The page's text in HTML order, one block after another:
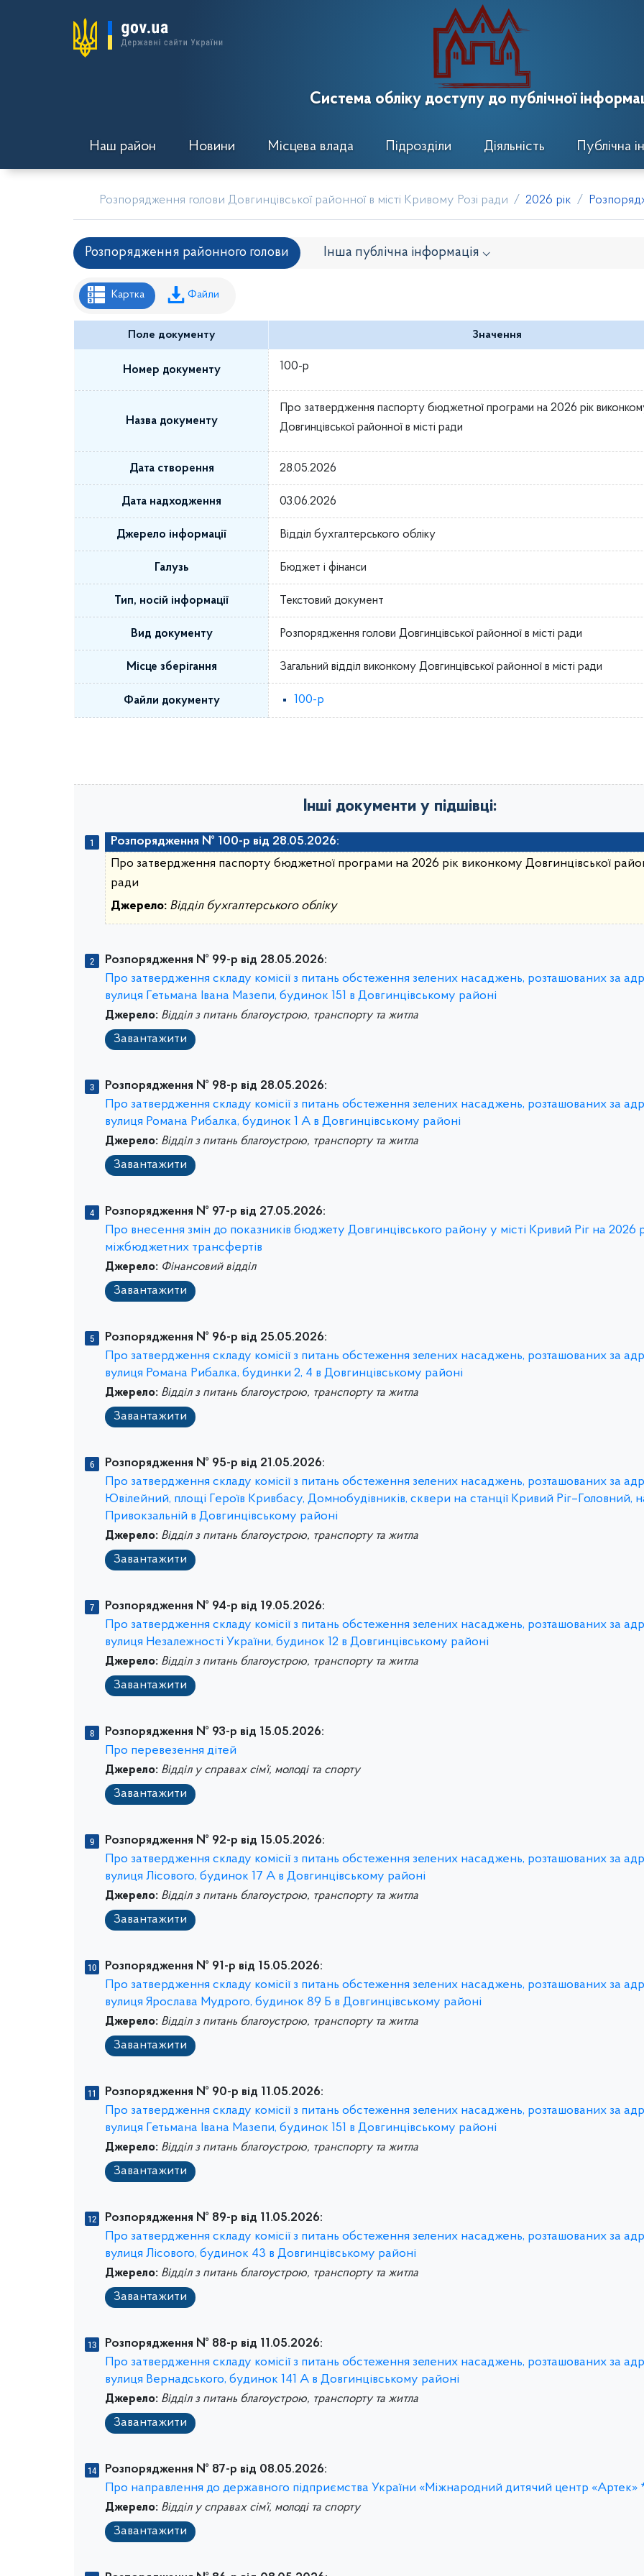
Система обліку доступу до публічної
Наш район Новини Місцева влада Підрозділи Діяльність Публічна
Розпорядження голови Довгинцівської районної в місті Кривому Розі ради 2026 рік
Розпорядження районного голови Інша публічна інформація ⌵
Рішення районної ради
Проекти рішень районної ради
Проєкти рішень виконавчого комітету
Картка Файли
Поле документу Значення
Номер документу 100-р
Назва документу
Про затвердження паспорту бюджетної програми на 2026 рік
Довгинцівської районної в місті ради
Дата створення 28.05.2026
Дата надходження 03.06.2026
Джерело інформації Відділ бухгалтерського обліку
Галузь Бюджет і фінанси
Тип, носій інформації Текстовий документ
Вид документу Розпорядження голови Довгинцівської районної в місті ради
Місце зберігання Загальний відділ виконкому Довгинцівської районної в місті ради
Файли документу 100-р
Інші документи у підшівці:
Розпорядження № 100-р від 28.05.2026:
Про затвердження паспорту бюджетної програми на 2026 рік виконкому Довгинцівської
ради
Джерело: Відділ бухгалтерського обліку
Розпорядження № 99-р від 28.05.2026:
Про затвердження складу комісії з питань обстеження зелених насаджень, розташованих за
вулиця Гетьмана Івана Мазепи, будинок 151 в Довгинцівському районі
Джерело: Відділ з питань благоустрою, транспорту та житла
Завантажити
Розпорядження № 98-р від 28.05.2026:
Про затвердження складу комісії з питань обстеження зелених насаджень, розташованих за
вулиця Романа Рибалка, будинок 1 А в Довгинцівському районі
Джерело: Відділ з питань благоустрою, транспорту та житла
Завантажити
Розпорядження № 97-р від 27.05.2026:
Про внесення змін до показників бюджету Довгинцівського району у місті Кривий Ріг на 2026
міжбюджетних трансфертів
Джерело: Фінансовий відділ
Завантажити
Розпорядження № 96-р від 25.05.2026:
Про затвердження складу комісії з питань обстеження зелених насаджень, розташованих за
вулиця Романа Рибалка, будинки 2, 4 в Довгинцівському районі
Джерело: Відділ з питань благоустрою, транспорту та житла
Завантажити
Розпорядження № 95-р від 21.05.2026:
Про затвердження складу комісії з питань обстеження зелених насаджень, розташованих за
Ювілейний, площі Героїв Кривбасу, Домнобудівників, сквери на станції Кривий Ріг–Головний,
Привокзальній в Довгинцівському районі
Джерело: Відділ з питань благоустрою, транспорту та житла
Завантажити
Розпорядження № 94-р від 19.05.2026:
Про затвердження складу комісії з питань обстеження зелених насаджень, розташованих за
вулиця Незалежності України, будинок 12 в Довгинцівському районі
Джерело: Відділ з питань благоустрою, транспорту та житла
Завантажити
Розпорядження № 93-р від 15.05.2026:
Про перевезення дітей
Джерело: Відділ у справах сім’ї, молоді та спорту
Завантажити
Розпорядження № 92-р від 15.05.2026:
Про затвердження складу комісії з питань обстеження зелених насаджень, розташованих за
вулиця Лісового, будинок 17 А в Довгинцівському районі
Джерело: Відділ з питань благоустрою, транспорту та житла
Завантажити
Розпорядження № 91-р від 15.05.2026:
Про затвердження складу комісії з питань обстеження зелених насаджень, розташованих за
вулиця Ярослава Мудрого, будинок 89 Б в Довгинцівському районі
Джерело: Відділ з питань благоустрою, транспорту та житла
Завантажити
Розпорядження № 90-р від 11.05.2026:
Про затвердження складу комісії з питань обстеження зелених насаджень, розташованих за
вулиця Гетьмана Івана Мазепи, будинок 151 в Довгинцівському районі
Джерело: Відділ з питань благоустрою, транспорту та житла
Завантажити
Розпорядження № 89-р від 11.05.2026:
Про затвердження складу комісії з питань обстеження зелених насаджень, розташованих за
вулиця Лісового, будинок 43 в Довгинцівському районі
Джерело: Відділ з питань благоустрою, транспорту та житла
Завантажити
Розпорядження № 88-р від 11.05.2026:
Про затвердження складу комісії з питань обстеження зелених насаджень, розташованих за
вулиця Вернадського, будинок 141 А в Довгинцівському районі
Джерело: Відділ з питань благоустрою, транспорту та житла
Завантажити
Розпорядження № 87-р від 08.05.2026:
Про направлення до державного підприємства України «Міжнародний дитячий центр
Джерело: Відділ у справах сім’ї, молоді та спорту
Завантажити